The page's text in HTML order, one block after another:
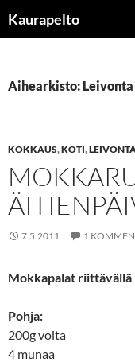
sisältöön
Kaurapelto
Aihearkisto: Leivonta
KOKKAUS,KOTI,
7.5.2011 1
Mokkapalat riittävällä
Pohja:
200g voita
4 munaa